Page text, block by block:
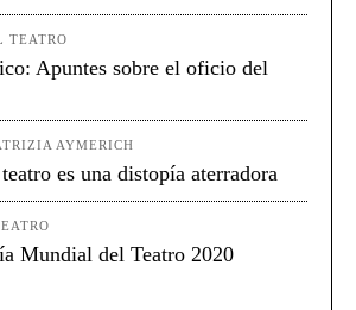
TEATRO
Apuntes sobre el oficio del
AYMERICH
es una distopía aterradora
Mundial del Teatro 2020